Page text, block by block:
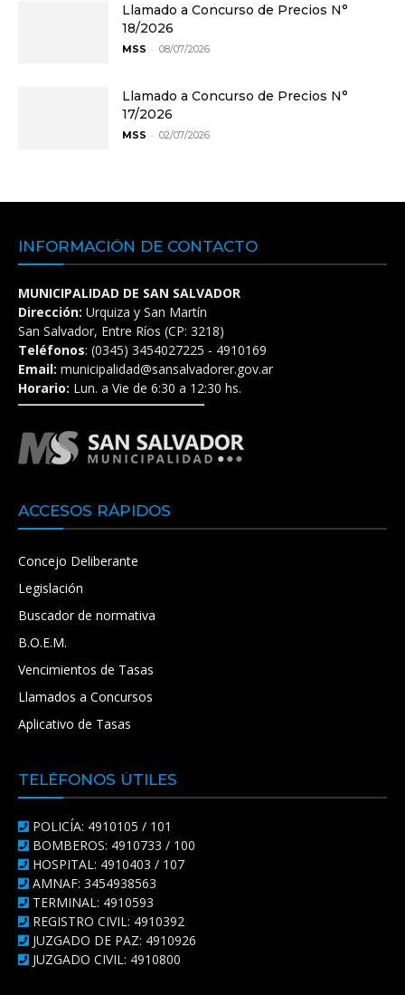
Llamado a Concurso de Precios N°
18/2026
MSS - 08/07/2026
Llamado a Concurso de Precios N°
17/2026
MSS - 02/07/2026
INFORMACIÓN DE CONTACTO
MUNICIPALIDAD DE SAN SALVADOR
Dirección: Urquiza y San Martín
San Salvador, Entre Ríos (CP: 3218)
Teléfonos: (0345) 3454027225 - 4910169
Email: municipalidad@sansalvadorer.gov.ar
Horario: Lun. a Vie de 6:30 a 12:30 hs.
ACCESOS RÁPIDOS
Concejo Deliberante
Legislación
Buscador de normativa
B.O.E.M.
Vencimientos de Tasas
Llamados a Concursos
Aplicativo de Tasas
TELÉFONOS ÚTILES
POLICÍA: 4910105 / 101
BOMBEROS: 4910733 / 100
HOSPITAL: 4910403 / 107
AMNAF: 3454938563
TERMINAL: 4910593
REGISTRO CIVIL: 4910392
JUZGADO DE PAZ: 4910926
JUZGADO CIVIL: 4910800